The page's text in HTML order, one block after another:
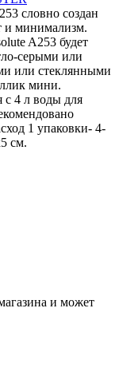
словно создан
и минимализм.
A253 будет
серыми или
или стеклянными
мини.
с 4 л воды для
1 упаковки- 4-
см.
и может